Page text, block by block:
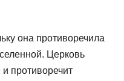
она противоречила
Церковь
противоречит